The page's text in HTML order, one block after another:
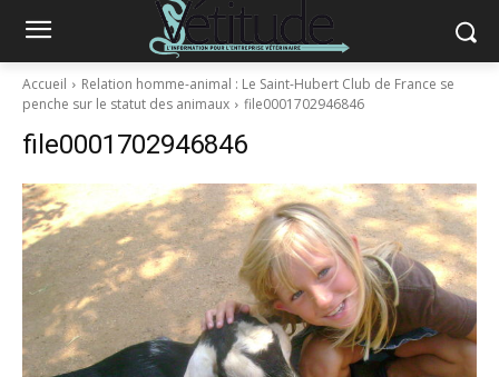
Accueil
Relation homme-animal : Le Saint-Hubert Club de France se
penche sur le statut des animaux
file0001702946846
file0001702946846